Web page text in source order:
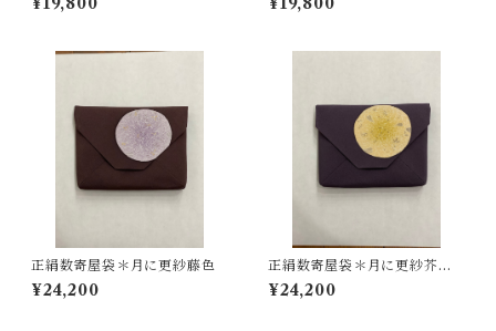
正絹数寄屋袋＊月に更紗藤色
¥24,200
正絹数寄屋袋＊月に更紗芥子
色
¥24,200